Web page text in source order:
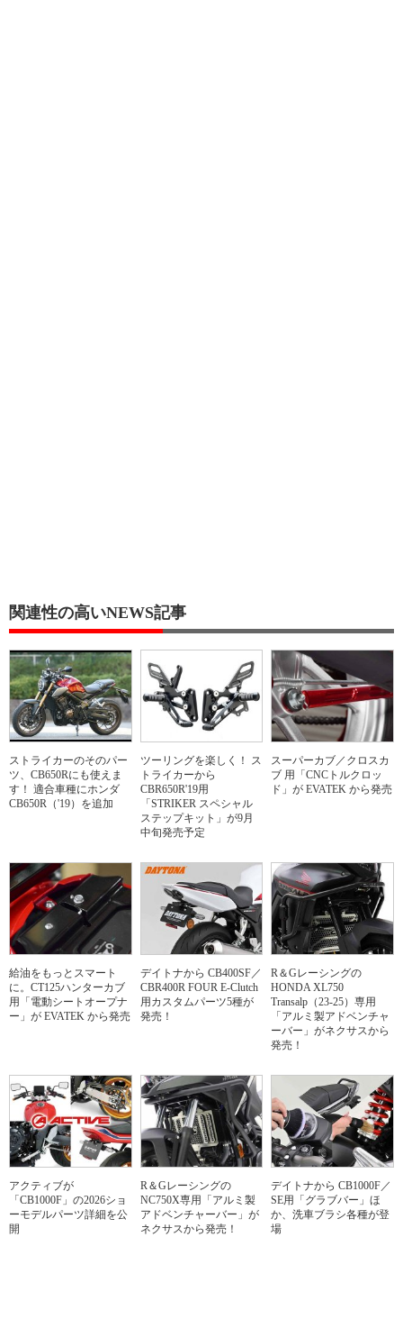
関連性の高いNEWS記事
ストライカーのそのパー
ツ、CB650Rにも使えま
す！ 適合車種にホンダ
CB650R（'19）を追加
ツーリングを楽しく！ ス
トライカーから
CBR650R'19用
「STRIKER スペシャル
ステップキット」が9月
中旬発売予定
スーパーカブ／クロスカ
ブ 用「CNCトルクロッ
ド」が EVATEK から発売
給油をもっとスマート
に。CT125ハンターカブ
用「電動シートオープナ
ー」が EVATEK から発売
デイトナから CB400SF／
CBR400R FOUR E-Clutch
用カスタムパーツ5種が
発売！
R＆Gレーシングの
HONDA XL750
Transalp（23-25）専用
「アルミ製アドベンチャ
ーバー」がネクサスから
発売！
アクティブが
「CB1000F」の2026ショ
ーモデルパーツ詳細を公
開
R＆Gレーシングの
NC750X専用「アルミ製
アドベンチャーバー」が
ネクサスから発売！
デイトナから CB1000F／
SE用「グラブバー」ほ
か、洗車ブラシ各種が登
場